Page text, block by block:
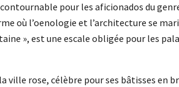
pour les aficionados du
où l’oenologie et l’architecture se
», est une escale obligée pour les
ville rose, célèbre pour ses bâtisses en